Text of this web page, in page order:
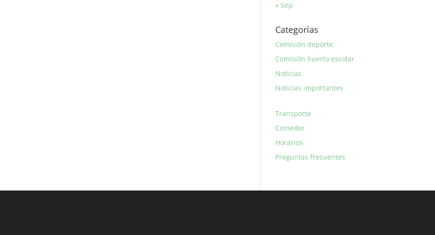
« Sep
Categorías
Comisión deporte
Comisión huerto escolar
Noticias
Noticias importantes
Transporte
Comedor
Horarios
Preguntas frecuentes